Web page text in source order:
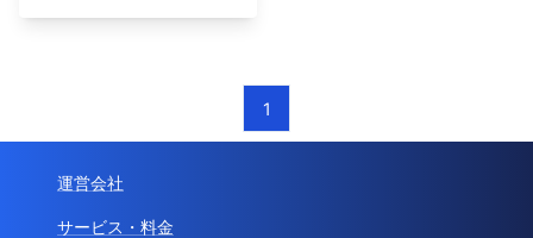
1
運営会社
サービス・料金